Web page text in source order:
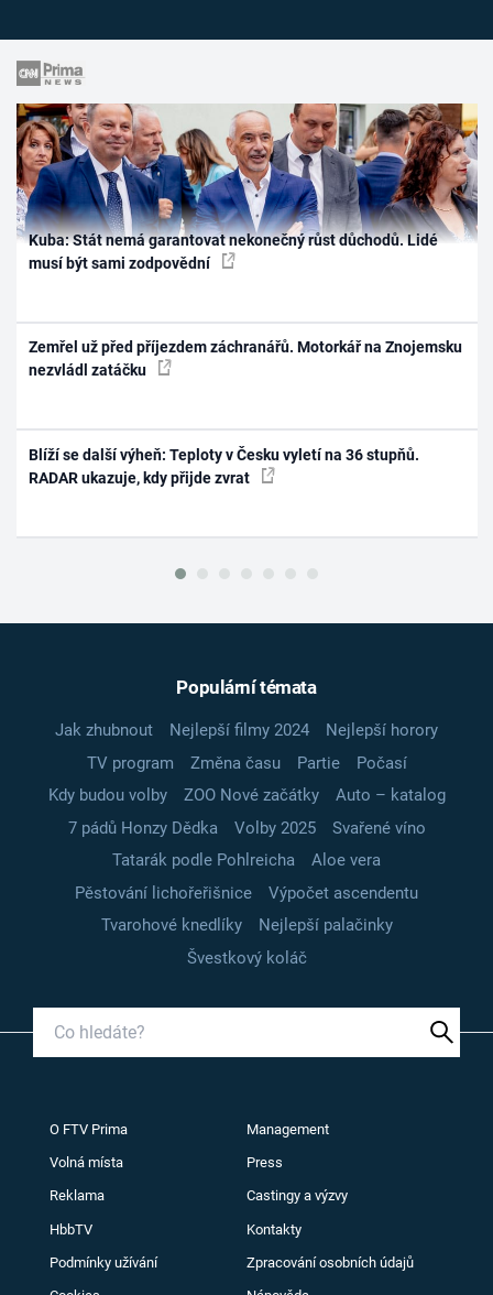
Kuba: Stát nemá garantovat nekonečný růst důchodů. Lidé
musí být sami zodpovědní
Zemřel už před příjezdem záchranářů. Motorkář na Znojemsku
nezvládl zatáčku
Blíží se další výheň: Teploty v Česku vyletí na 36 stupňů.
RADAR ukazuje, kdy přijde zvrat
Populární témata
Jak zhubnout Nejlepší filmy 2024
Nejlepší horory
TV program
Změna času Partie
Počasí
Kdy budou volby
ZOO Nové začátky
Auto – katalog
7 pádů Honzy Dědka
Volby 2025
Svařené víno
Tatarák podle Pohlreicha
Aloe vera
Pěstování lichořeřišnice
Výpočet ascendentu
Tvarohové knedlíky
Nejlepší palačinky
Švestkový koláč
O FTV Prima Management
Volná místa Press
Reklama Castingy a výzvy
HbbTV Kontakty
Podmínky užívání Zpracování osobních údajů